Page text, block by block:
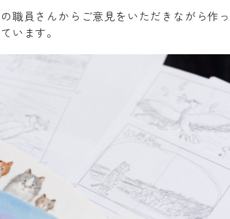
職員さんからご意見をいただきながら作
います。